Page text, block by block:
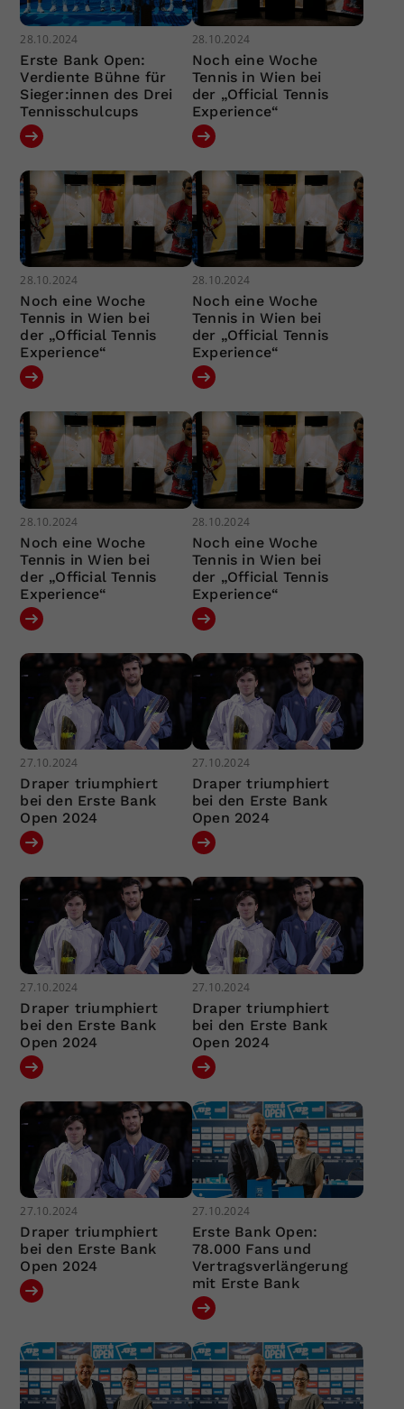
28.10.2024
Erste Bank Open:
Verdiente Bühne für
Sieger:innen des Drei
Tennisschulcups
28.10.2024
Noch eine Woche
Tennis in Wien bei
der „Official Tennis
Experience“
28.10.2024
Noch eine Woche
Tennis in Wien bei
der „Official Tennis
Experience“
28.10.2024
Noch eine Woche
Tennis in Wien bei
der „Official Tennis
Experience“
28.10.2024
Noch eine Woche
Tennis in Wien bei
der „Official Tennis
Experience“
28.10.2024
Noch eine Woche
Tennis in Wien bei
der „Official Tennis
Experience“
27.10.2024
Draper triumphiert
bei den Erste Bank
Open 2024
27.10.2024
Draper triumphiert
bei den Erste Bank
Open 2024
27.10.2024
Draper triumphiert
bei den Erste Bank
Open 2024
27.10.2024
Draper triumphiert
bei den Erste Bank
Open 2024
27.10.2024
Draper triumphiert
bei den Erste Bank
Open 2024
27.10.2024
Erste Bank Open:
78.000 Fans und
Vertragsverlängerung
mit Erste Bank